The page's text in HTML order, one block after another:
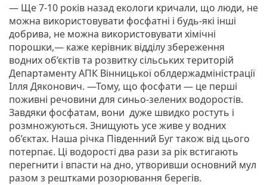
— Ще 7-10 років назад екологи кричали, що люди, не
можна використовувати фосфатні і будь-які інші
добрива, не можна використовувати хімічні
порошки,— каже керівник відділу збереження
водних об’єктів та розвитку сільських територій
Департаменту АПК Вінницької облдержадміністрації
Ілля Дяконович. —Тому, що фосфати — це перші
поживні речовини для синьо-зелених водоростів.
Завдяки фосфатам, вони дуже швидко ростуть і
розмножуються. Знищують усе живе у водних
об’єктах. Наша річка Південний Буг також від цього
потерпає. Ці водорості два рази за рік встигають
перегнити і впасти на дно, утворивши основний мул
разом з рештками розорювання берегів.